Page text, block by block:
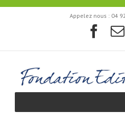
Appelez nous : 04